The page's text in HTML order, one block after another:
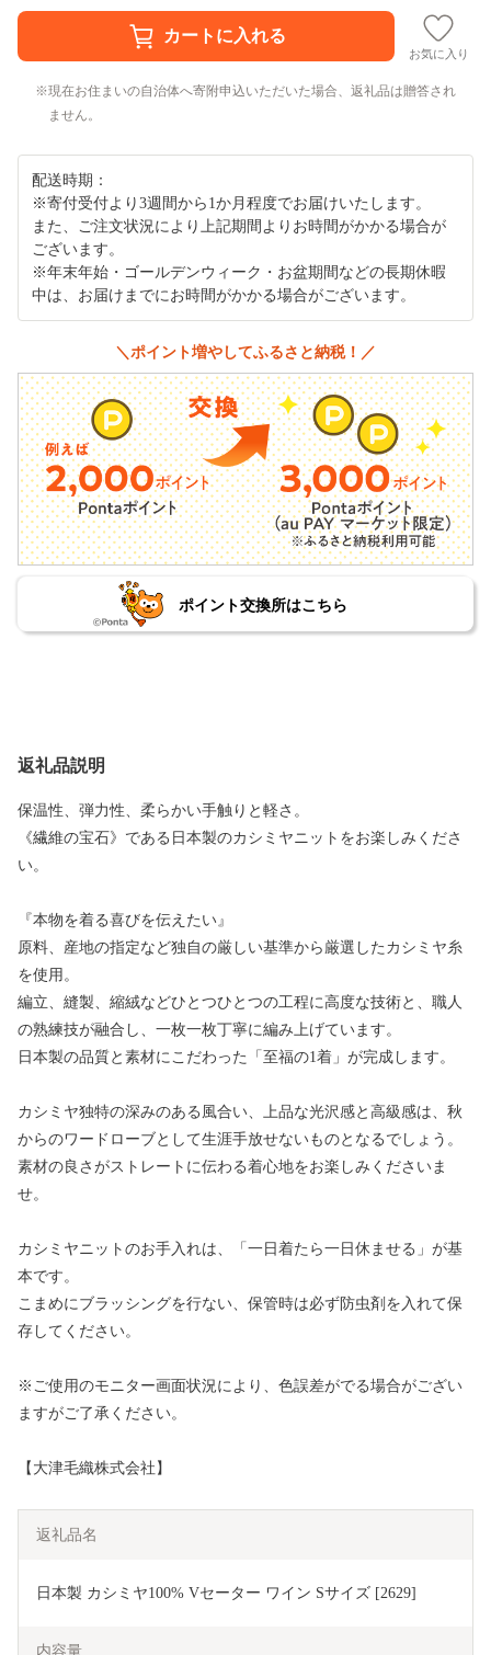
お気に入り
現在お住まいの自治体へ寄附申込いただいた場合、返礼品は贈答され
ません。
配送時期：
※寄付受付より3週間から1か月程度でお届けいたします。
また、ご注文状況により上記期間よりお時間がかかる場合が
ございます。
※年末年始・ゴールデンウィーク・お盆期間などの長期休暇
中は、お届けまでにお時間がかかる場合がございます。
＼ポイント増やしてふるさと納税！／
ポイント交換所はこちら
返礼品説明
保温性、弾力性、柔らかい手触りと軽さ。
《繊維の宝石》である日本製のカシミヤニットをお楽しみくださ
い。
『本物を着る喜びを伝えたい』
原料、産地の指定など独自の厳しい基準から厳選したカシミヤ糸
を使用。
編立、縫製、縮絨などひとつひとつの工程に高度な技術と、職人
の熟練技が融合し、一枚一枚丁寧に編み上げています。
日本製の品質と素材にこだわった「至福の1着」が完成します。
カシミヤ独特の深みのある風合い、上品な光沢感と高級感は、秋
からのワードローブとして生涯手放せないものとなるでしょう。
素材の良さがストレートに伝わる着心地をお楽しみくださいま
せ。
カシミヤニットのお手入れは、「一日着たら一日休ませる」が基
本です。
こまめにブラッシングを行ない、保管時は必ず防虫剤を入れて保
存してください。
※ご使用のモニター画面状況により、色誤差がでる場合がござい
ますがご了承ください。
【大津毛織株式会社】
返礼品名
日本製 カシミヤ100% Vセーター ワイン Sサイズ [2629]
内容量